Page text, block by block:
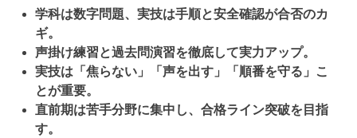
学科は数字問題、実技は手順と安全確認が合否のカ
ギ。
声掛け練習と過去問演習を徹底して実力アップ。
実技は「焦らない」「声を出す」「順番を守る」こ
とが重要。
直前期は苦手分野に集中し、合格ライン突破を目指
す。